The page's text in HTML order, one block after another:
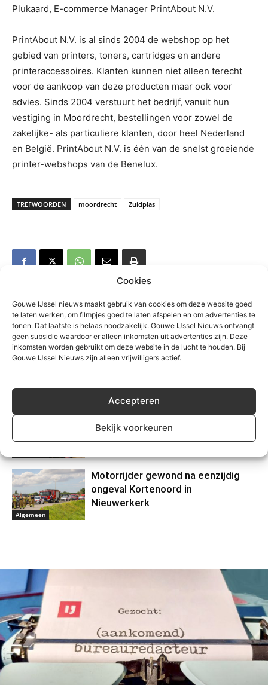
Cookies
Gouwe IJssel nieuws maakt gebruik van cookies om deze website goed
te laten werken, om filmpjes goed te laten afspelen en om advertenties te
tonen. Dat laatste is helaas noodzakelijk. Gouwe IJssel Nieuws ontvangt
geen subsidie waardoor er alleen inkomsten uit advertenties zijn. Deze
inkomsten worden gebruikt om deze website in de lucht te houden. Bij
Gouwe IJssel Nieuws zijn alleen vrijwilligers actief.
Accepteren
Bekijk voorkeuren
Plukaard, E-commerce Manager PrintAbout N.V.
PrintAbout N.V. is al sinds 2004 de webshop op het
gebied van printers, toners, cartridges en andere
printeraccessoires. Klanten kunnen niet alleen terecht
voor de aankoop van deze producten maar ook voor
advies. Sinds 2004 verstuurt het bedrijf, vanuit hun
vestiging in Moordrecht, bestellingen voor zowel de
zakelijke- als particuliere klanten, door heel Nederland
en België. PrintAbout N.V. is één van de snelst groeiende
printer-webshops van de Benelux.
TREFWOORDEN moordrecht Zuidplas
Gerelateerd
Algemeen
Waarschuwing voor
nepzorgmedewerkers in
Grote zoektocht op
Zevenhuizerplas, vermist persoon
veilig gevonden
Algemeen
Motorrijder gewond na eenzijdig
ongeval Kortenoord in
Nieuwerkerk